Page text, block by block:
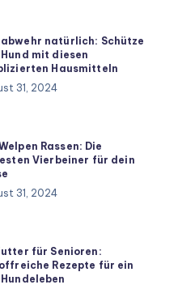
natürlich: Schütze
mit diesen
Hausmitteln
31, 2024
Rassen: Die
Vierbeiner für dein
31, 2024
für Senioren:
Rezepte für ein